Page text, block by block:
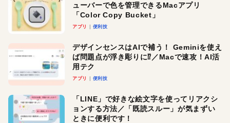
ューバーで色を管理できるMacアプリ
「Color Copy Bucket」
アプリ 便利技
デザインセンスはAIで補う！ Geminiを使え
ば問題点が浮き彫りに⁉︎／Macで速攻！AI活
用テク
アプリ 便利技
「LINE」で好きな絵文字を使ってリアクシ
ョンする方法／「既読スルー」が気まずい
ときに便利です！